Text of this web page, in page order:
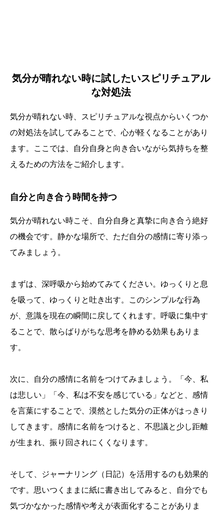
気分が晴れない時に試したいスピリチュアル
な対処法
気分が晴れない時、スピリチュアルな視点からいくつか
の対処法を試してみることで、心が軽くなることがあり
ます。ここでは、自分自身と向き合いながら気持ちを整
えるための方法をご紹介します。
自分と向き合う時間を持つ
気分が晴れない時こそ、自分自身と真摯に向き合う絶好
の機会です。静かな場所で、ただ自分の感情に寄り添っ
てみましょう。
まずは、深呼吸から始めてみてください。ゆっくりと息
を吸って、ゆっくりと吐き出す。このシンプルな行為
が、意識を現在の瞬間に戻してくれます。呼吸に集中す
ることで、散らばりがちな思考を静める効果もありま
す。
次に、自分の感情に名前をつけてみましょう。「今、私
は悲しい」「今、私は不安を感じている」などと、感情
を言葉にすることで、漠然とした気分の正体がはっきり
してきます。感情に名前をつけると、不思議と少し距離
が生まれ、振り回されにくくなります。
そして、ジャーナリング（日記）を活用するのも効果的
です。思いつくままに紙に書き出してみると、自分でも
気づかなかった感情や考えが表面化することがありま